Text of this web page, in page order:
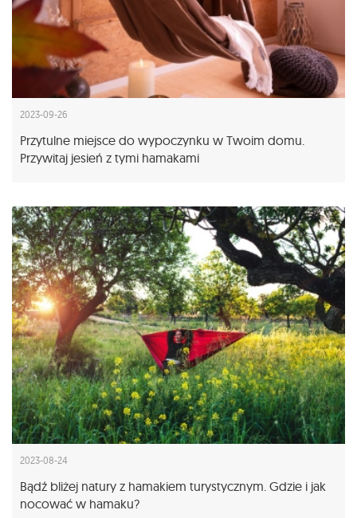
2023-09-26
Przytulne miejsce do wypoczynku w Twoim domu.
Przywitaj jesień z tymi hamakami
2023-08-24
Bądź bliżej natury z hamakiem turystycznym. Gdzie i jak
nocować w hamaku?